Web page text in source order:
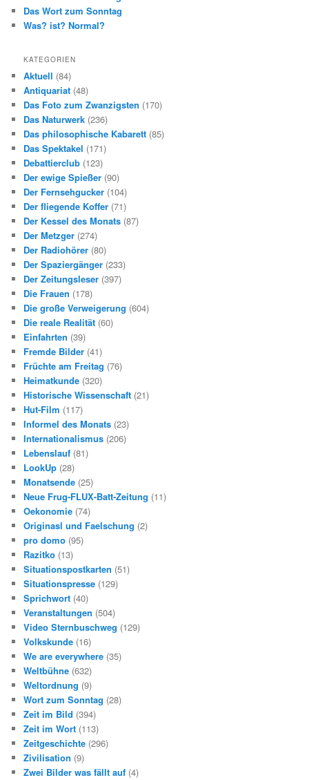
Das Wort zum Sonntag
Was? ist? Normal?
KATEGORIEN
Aktuell (84)
Antiquariat (48)
Das Foto zum Zwanzigsten (170)
Das Naturwerk (236)
Das philosophische Kabarett (85)
Das Spektakel (171)
Debattierclub (123)
Der ewige Spießer (90)
Der Fernsehgucker (104)
Der fliegende Koffer (71)
Der Kessel des Monats (87)
Der Metzger (274)
Der Radiohörer (80)
Der Spaziergänger (233)
Der Zeitungsleser (397)
Die Frauen (178)
Die große Verweigerung (604)
Die reale Realität (60)
Einfahrten (39)
Fremde Bilder (41)
Früchte am Freitag (76)
Heimatkunde (320)
Historische Wissenschaft (21)
Hut-Film (117)
Informel des Monats (23)
Internationalismus (206)
Lebenslauf (81)
LookUp (28)
Monatsende (25)
Neue Frug-FLUX-Batt-Zeitung (11)
Oekonomie (74)
Originasl und Faelschung (2)
pro domo (95)
Razitko (13)
Situationspostkarten (51)
Situationspresse (129)
Sprichwort (40)
Veranstaltungen (504)
Video Sternbuschweg (129)
Volkskunde (16)
We are everywhere (35)
Weltbühne (632)
Weltordnung (9)
Wort zum Sonntag (28)
Zeit im Bild (394)
Zeit im Wort (113)
Zeitgeschichte (296)
Zivilisation (9)
Zwei Bilder was fällt auf (4)